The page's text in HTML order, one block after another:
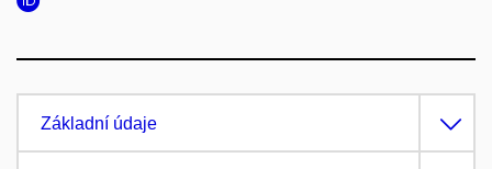
Základní údaje